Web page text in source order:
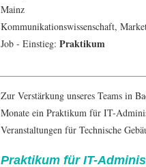
Mainz
Kommunikationswissenschaft,
Job - Einstieg: Praktikum
Zur Verstärkung unseres Teams in
Monate ein Praktikum für IT-
Veranstaltungen für Technische
Praktikum für IT-